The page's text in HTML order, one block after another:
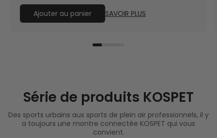
Ajouter au panier SAVOIR PLUS
Série de produits KOSPET
Des sports urbains aux sports de plein air professionnels, il y
a toujours une montre connectée KOSPET qui vous
convient.